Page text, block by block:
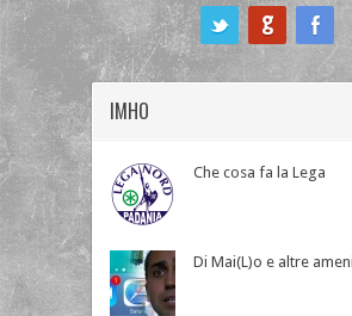
IMHO
Che cosa fa la Lega
Di Mai(L)o e altre